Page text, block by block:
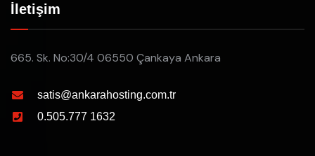
İletişim
665. Sk. No:30/4 06550 Çankaya Ankara
satis@ankarahosting.com.tr
0.505.777 1632